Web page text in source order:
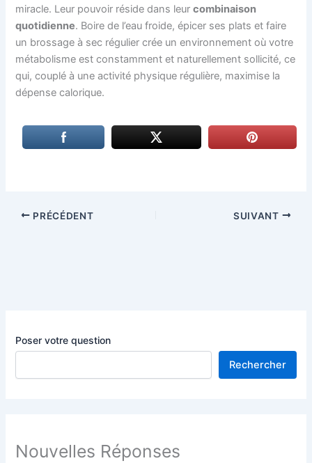
Poser votre question
Rechercher
Nouvelles Réponses
miracle. Leur pouvoir réside dans leurcombinaison
quotidienne. Boire de l’eau froide, épicer ses plats et faire
un brossage à sec régulier crée un environnement où votre
métabolisme est constamment et naturellement sollicité, ce
qui, couplé à une activité physique régulière, maximise la
dépense calorique.
PRÉCÉDENT SUIVANT